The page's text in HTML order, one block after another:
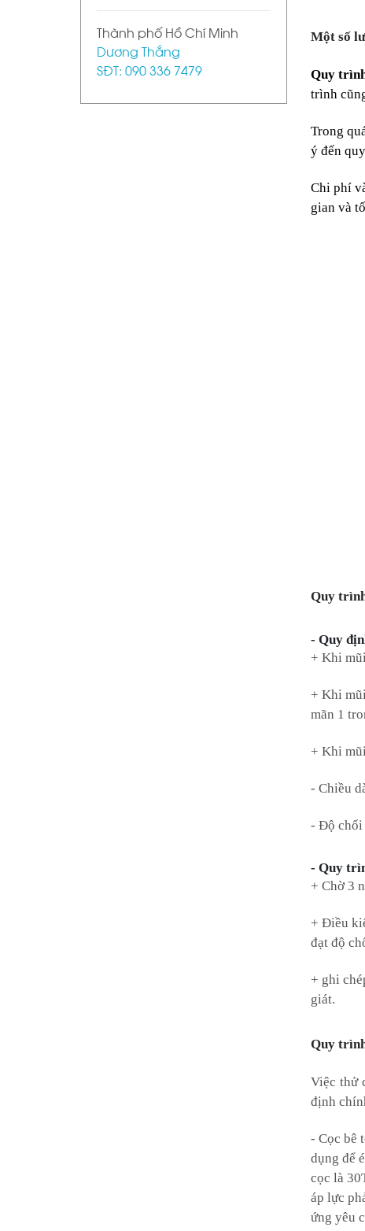
Thành phố Hồ Chí Minh
Dương Thắng
SĐT: 090 336 7479
Một số
Quy
trình
Trong
ý đến
Chi phí
gian và
Quy
- Quy
+ Khi
+ Khi
mãn 1
+ Khi
- Chiều
- Độ chối
- Quy
+ Chờ 3
+ Điều
đạt độ
+ ghi
giát.
Quy
Việc thử
định
- Cọc bê
dụng để
cọc là
áp lực
ứng yêu